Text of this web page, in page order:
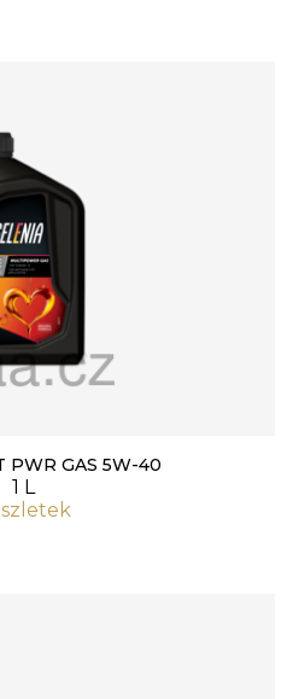
PWR GAS 5W-40
1 L